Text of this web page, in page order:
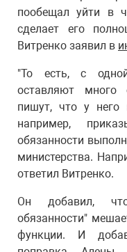
пообещал уйти в
сделает его
Витренко заявил в
"То есть, с
оставляют много
пишут, что у него
например,
обязанности
министерства.
ответил Витренко.
Он добавил,
обязанности"
функции. И